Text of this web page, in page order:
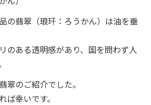
の翡翠（琅玕：ろうかん）は油を垂
のある透明感があり、国を問わず人
翠のご紹介でした。
ば幸いです。